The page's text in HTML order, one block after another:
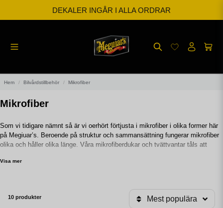
BESTÄLL INNAN KL 12 SÅ SKICKAR VI SAMMA DAG
Hem Bilvårdstillbehör Mikrofiber
Mikrofiber
Som vi tidigare nämnt så är vi oerhört förtjusta i mikrofiber i olika former här
på Megiuar’s. Beroende på struktur och sammansättning fungerar mikrofiber
olika och håller olika länge. Våra mikrofiberdukar och tvättvantar tåls att
Visa mer
10 produkter Mest populära